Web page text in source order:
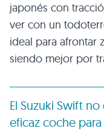
japonés con
ver con un
ideal para afrontar
siendo mejor por
El Suzuki Swift
eficaz coche